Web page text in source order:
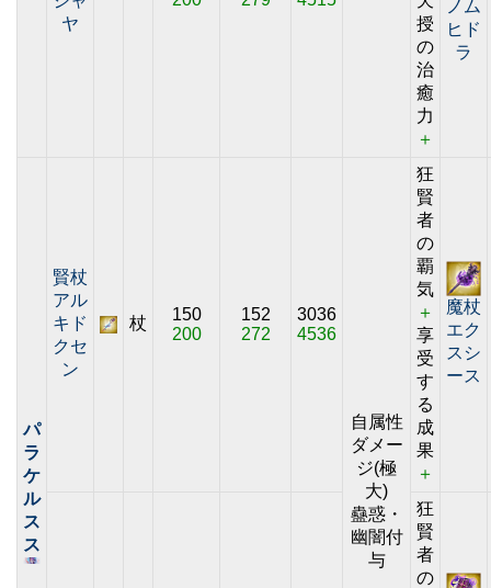
ヤ
授
の
治
癒
力
＋
ノム
ヒド
ラ
パ
ラ
ケ
ル
ス
ス
賢杖
アル
キド
クセ
ン
杖
150
200
152
272
3036
4536
自属性
ダメー
ジ(極
大)
蠱惑・
幽闇付
与
狂
賢
者
の
覇
気
＋
享
受
す
る
成
果
＋
魔杖
エク
スシ
ース
狂
賢
者
の